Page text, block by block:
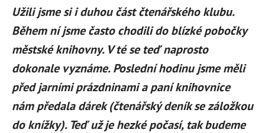
Užili jsme si i duhou část čtenářského klubu.
Během ní jsme často chodili do blízké pobočky
městské knihovny. V té se teď naprosto
dokonale vyznáme. Poslední hodinu jsme měli
před jarními prázdninami a paní knihovnice
nám předala dárek (čtenářský deník se záložkou
do knížky). Teď už je hezké počasí, tak budeme